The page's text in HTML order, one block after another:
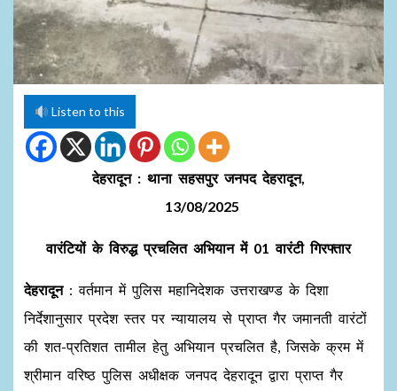
Listen to this
देहरादून : थाना सहसपुर जनपद देहरादून,
13/08/2025
वारंटियों के विरुद्ध प्रचलित अभियान में 01 वारंटी गिरफ्तार
देहरादून: वर्तमान में पुलिस महानिदेशक उत्तराखण्ड के दिशा
निर्देशानुसार प्रदेश स्तर पर न्यायालय से प्राप्त गैर जमानती वारंटों
की शत-प्रतिशत तामील हेतु अभियान प्रचलित है, जिसके क्रम में
श्रीमान वरिष्ठ पुलिस अधीक्षक जनपद देहरादून द्वारा प्राप्त गैर